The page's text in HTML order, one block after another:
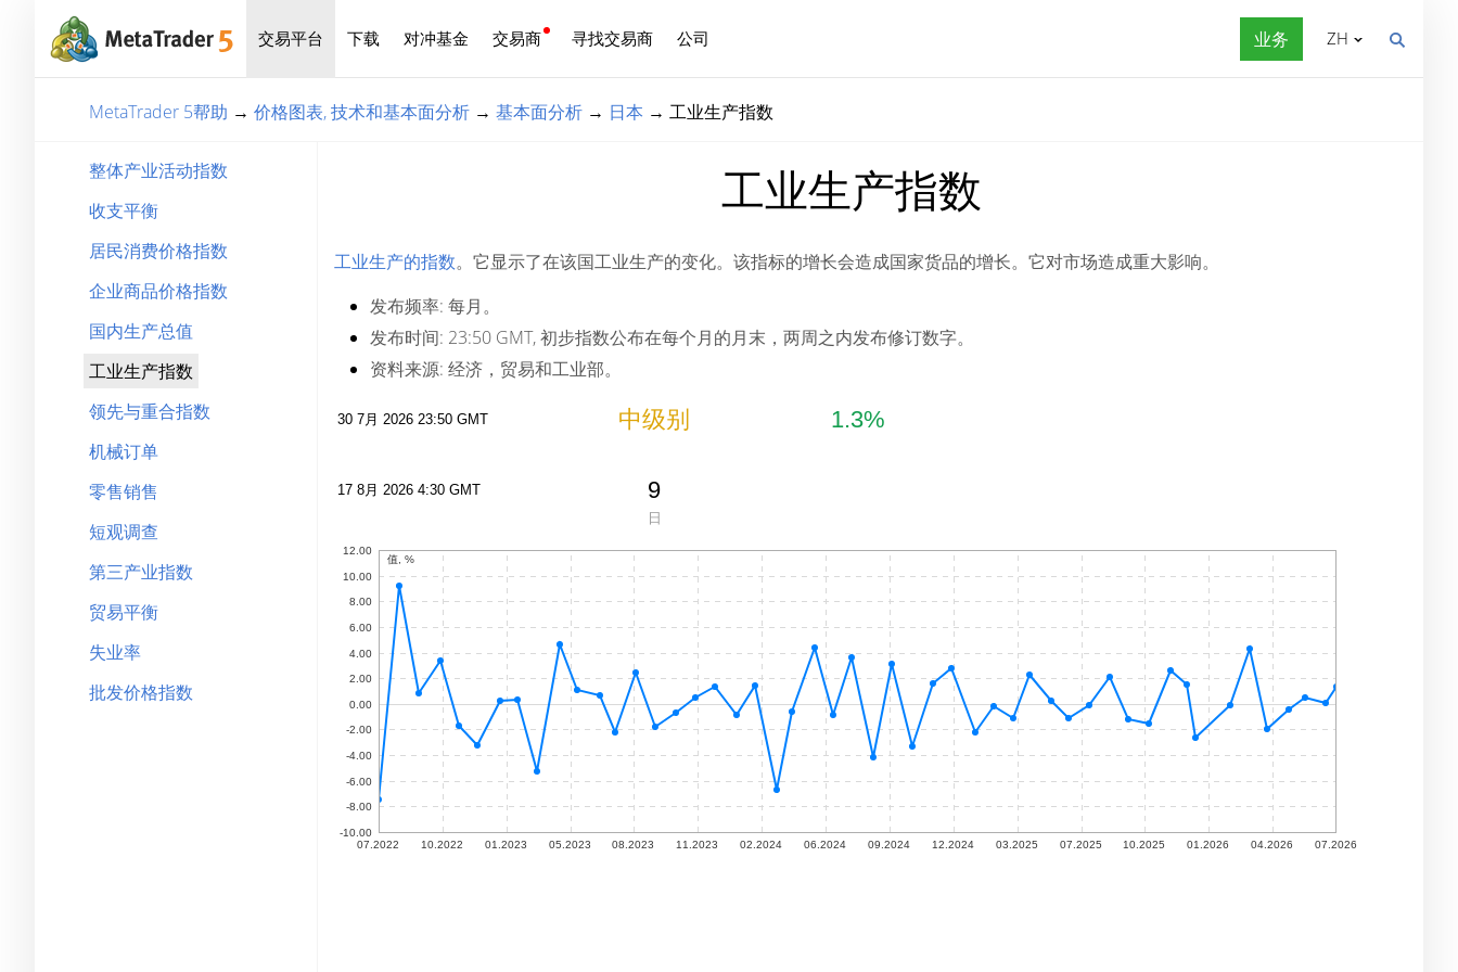
交易平台 下载 对冲基金 交易商 寻找交易商 公司 业务 ZH
MetaTrader 5帮助 → 价格图表, 技术和基本面分析 → 基本面分析 → 日本 → 工业生产指数
整体产业活动指数
收支平衡
居民消费价格指数
企业商品价格指数
国内生产总值
工业生产指数
领先与重合指数
机械订单
零售销售
短观调查
第三产业指数
贸易平衡
失业率
批发价格指数
工业生产指数
工业生产的指数。它显示了在该国工业生产的变化。该指标的增长会造成国家货品的增长。它对市场造成重大影响。
发布频率: 每月。
发布时间: 23:50 GMT, 初步指数公布在每个月的月末，两周之内发布修订数字。
资料来源: 经济，贸易和工业部。